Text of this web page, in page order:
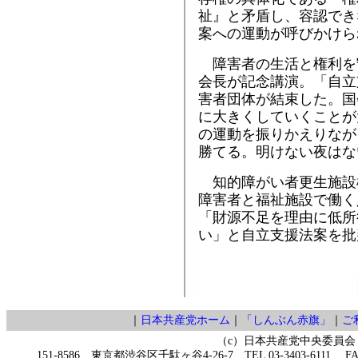
祉』と矛盾し、容認で
案への運動が呼びかけ
障害者の生活と権利
会長が記念講演。「自
害者団体が結束した。
に大きくしていくこと
の運動を振りかえりな
勝てる。明けない夜は
知的障がい者更生施
障害者と福祉施設で働
「財源不足を理由に低
い」と自立支援法案を
｜ 日本共産党ホーム ｜ 「しんぶん赤旗」 ｜ ご
（c）日本共産党中央委員会
151-8586 東京都渋谷区千駄ヶ谷4-26-7 TEL 03-3403-6111